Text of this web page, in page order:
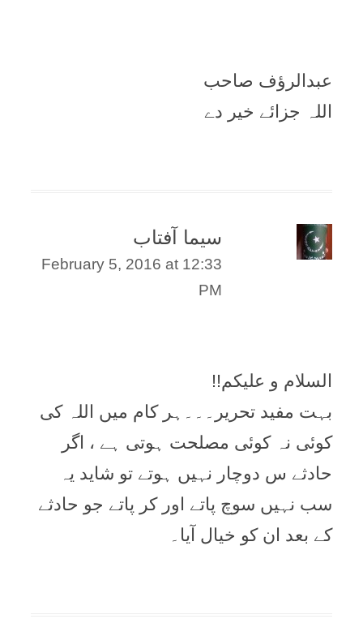
عبدالرؤف صاحب
اللہ جزائے خیر دے
سیما آفتاب
February 5, 2016 at 12:33
PM
السلام و علیکم!!
بہت مفید تحریر۔۔۔ہر کام میں اللہ کی
کوئی نہ کوئی مصلحت ہوتی ہے ، اگر
حادثے س دوچار نہیں ہوتے تو شاید یہ
سب نہیں سوچ پاتے اور کر پاتے جو حادثے
کے بعد ان کو خیال آیا۔